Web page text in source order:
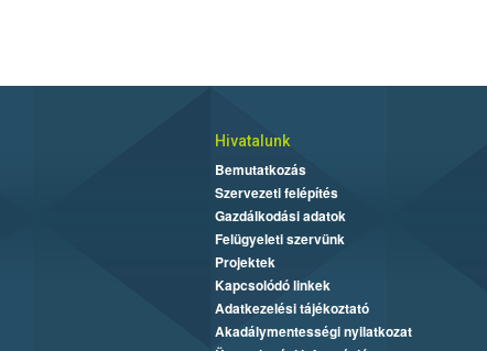
Hivatalunk
Bemutatkozás
Szervezeti felépítés
Gazdálkodási adatok
Felügyeleti szervünk
Projektek
Kapcsolódó linkek
Adatkezelési tájékoztató
Akadálymentességi nyilatkozat